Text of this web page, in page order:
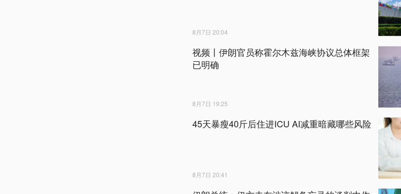
8月7日 20:04
视频丨伊朗官员称霍尔木兹海峡协议总体框架
已明确
8月7日 19:25
45天暴瘦40斤后住进ICU AI减重暗藏哪些风险
8月7日 20:41